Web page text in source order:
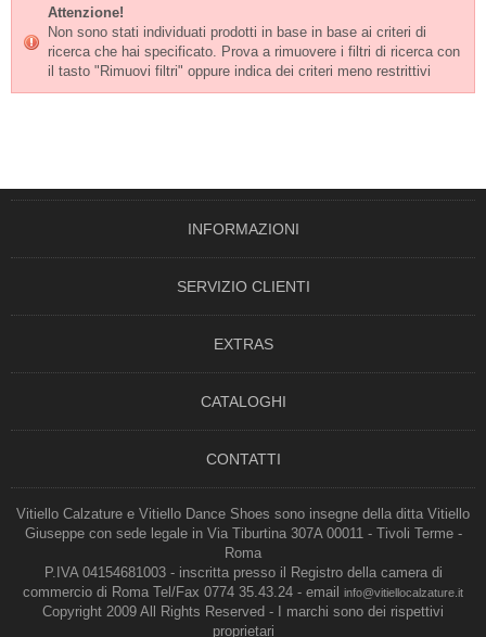
Attenzione!
Non sono stati individuati prodotti in base in base ai criteri di
ricerca che hai specificato. Prova a rimuovere i filtri di ricerca con
il tasto "Rimuovi filtri" oppure indica dei criteri meno restrittivi
INFORMAZIONI
SERVIZIO CLIENTI
EXTRAS
CATALOGHI
CONTATTI
Vitiello Calzature e Vitiello Dance Shoes sono insegne della ditta Vitiello
Giuseppe con sede legale in Via Tiburtina 307A 00011 - Tivoli Terme -
Roma
P.IVA 04154681003 - inscritta presso il Registro della camera di
commercio di Roma Tel/Fax 0774 35.43.24 - email
info@vitiellocalzature.it
Copyright 2009 All Rights Reserved - I marchi sono dei rispettivi
proprietari